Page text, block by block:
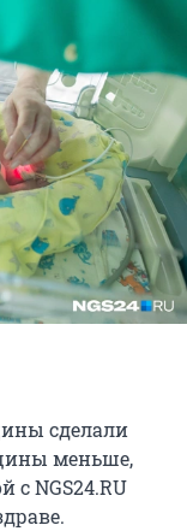
сделали
меньше,
с NGS24.RU